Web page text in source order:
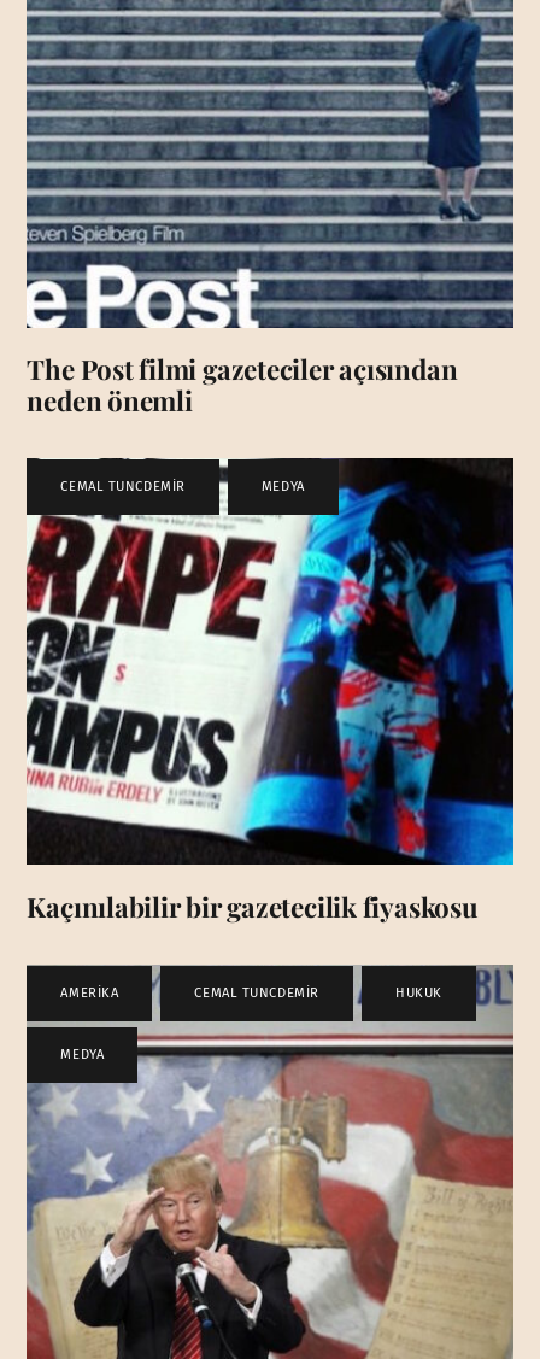
The Post filmi gazeteciler açısından
neden önemli
CEMAL TUNCDEMİR , MEDYA
Kaçınılabilir bir gazetecilik fiyaskosu
AMERİKA , CEMAL TUNCDEMİR , HUKUK
MEDYA